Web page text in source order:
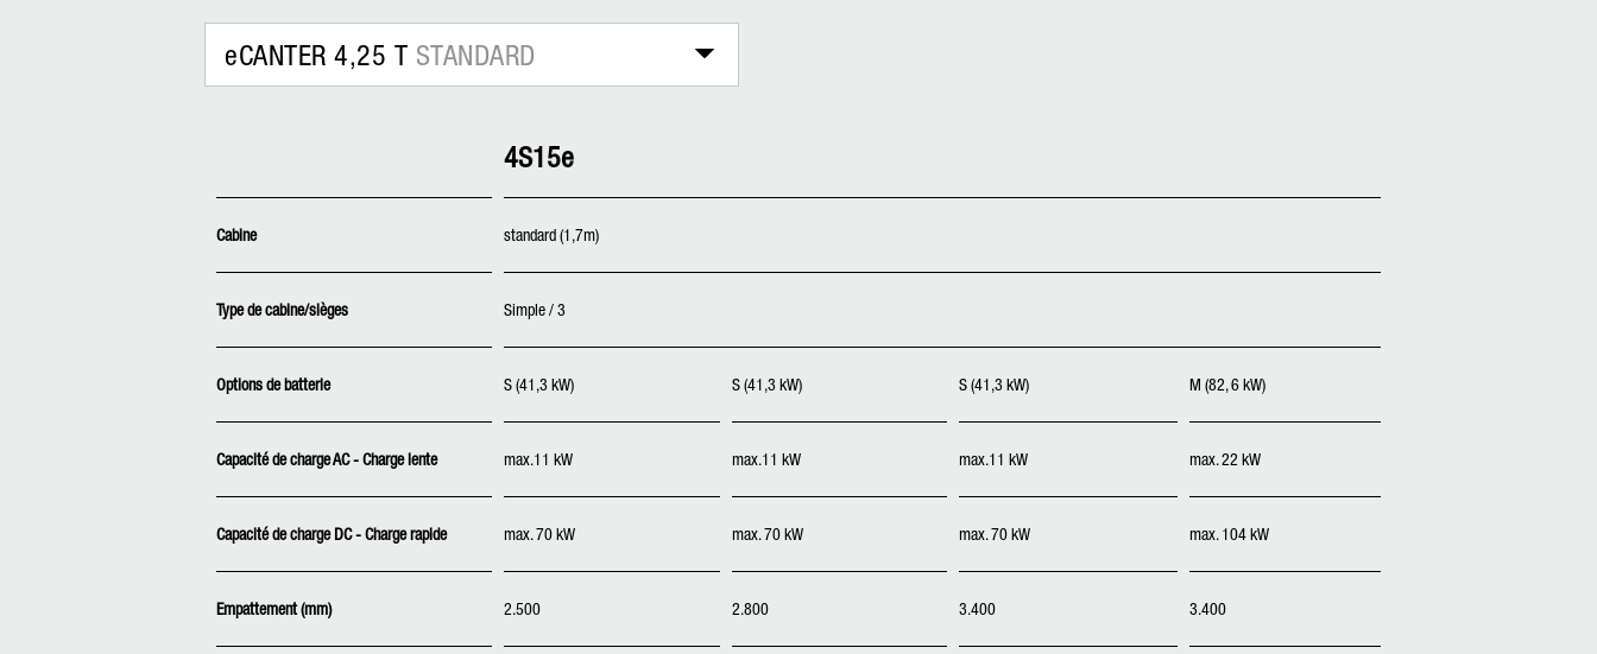
eCANTER 4,25 T STANDARD
4S15e
Cabine standard (1,7m)
Type de cabine/sièges Simple / 3
Options de batterie S (41,3 kW) S (41,3 kW) S (41,3 kW) M (82, 6 kW)
Capacité de charge AC - Charge lente max.11 kW max.11 kW max.11 kW max. 22 kW
Capacité de charge DC - Charge rapide max. 70 kW max. 70 kW max. 70 kW max. 104 kW
Empattement (mm) 2.500 2.800 3.400 3.400